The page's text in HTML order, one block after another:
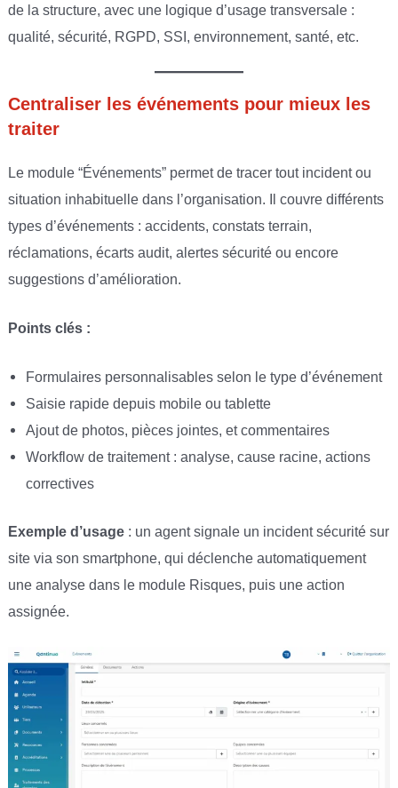
de la structure, avec une logique d’usage transversale :
qualité, sécurité, RGPD, SSI, environnement, santé, etc.
Centraliser les événements pour mieux les
traiter
Le module “Événements” permet de tracer tout incident ou
situation inhabituelle dans l’organisation. Il couvre différents
types d’événements : accidents, constats terrain,
réclamations, écarts audit, alertes sécurité ou encore
suggestions d’amélioration.
Points clés :
Formulaires personnalisables selon le type d’événement
Saisie rapide depuis mobile ou tablette
Ajout de photos, pièces jointes, et commentaires
Workflow de traitement : analyse, cause racine, actions
correctives
Exemple d’usage: un agent signale un incident sécurité sur
site via son smartphone, qui déclenche automatiquement
une analyse dans le module Risques, puis une action
assignée.